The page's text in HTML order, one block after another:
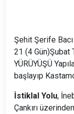
Şehit Şerife
21 (4 Gün)Şubat
YÜRÜYÜŞÜ
başlayıp
İstiklal Yolu,
Çankırı